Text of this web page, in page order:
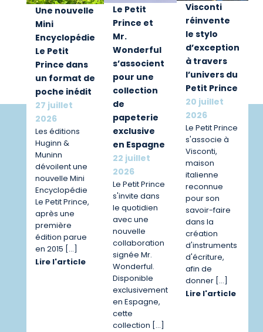
Une nouvelle
Mini
Encyclopédie
Le Petit
Prince dans
un format de
poche inédit
27 juillet
2026
Les éditions
Huginn &
Muninn
dévoilent une
nouvelle Mini
Encyclopédie
Le Petit Prince,
après une
première
édition parue
en 2015 […]
Lire l'article
Le Petit
Prince et
Mr.
Wonderful
s’associent
pour une
collection
de
papeterie
exclusive
en Espagne
22 juillet
2026
Le Petit Prince
s'invite dans
le quotidien
avec une
nouvelle
collaboration
signée Mr.
Wonderful.
Disponible
exclusivement
en Espagne,
cette
collection […]
Visconti
réinvente
le stylo
d’exception
à travers
l’univers du
Petit Prince
20 juillet
2026
Le Petit Prince
s'associe à
Visconti,
maison
italienne
reconnue
pour son
savoir-faire
dans la
création
d'instruments
d'écriture,
afin de
donner […]
Lire l'article